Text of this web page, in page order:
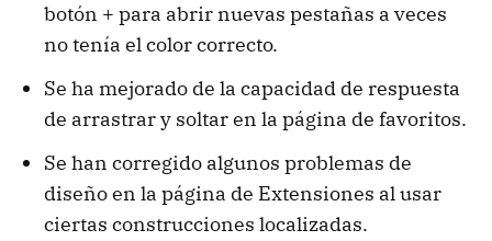
botón + para abrir nuevas pestañas a veces
no tenía el color correcto.
Se ha mejorado de la capacidad de respuesta
de arrastrar y soltar en la página de favoritos.
Se han corregido algunos problemas de
diseño en la página de Extensiones al usar
ciertas construcciones localizadas.